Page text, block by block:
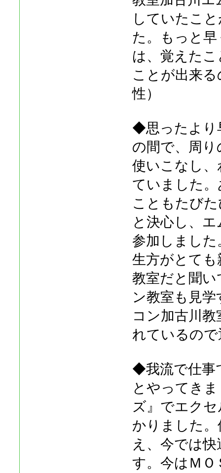
していたこ
た。もっと
は、覚えた
ことが出来
性）
◆思ったより
の間で、周
使いこなし
ていました
こともたび
と決心し、
参加しまし
生方がとて
教室だと聞
ン教室も見
コン加古川
れているの
◆我流で仕事
とやってき
ズ』でエク
かりました
え、今では
す。今はＭ